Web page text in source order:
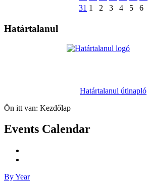
31 1 2 3 4 5 6
Határtalanul
Határtalanul útinapló
Ön itt van: Kezdőlap
Events Calendar
By Year